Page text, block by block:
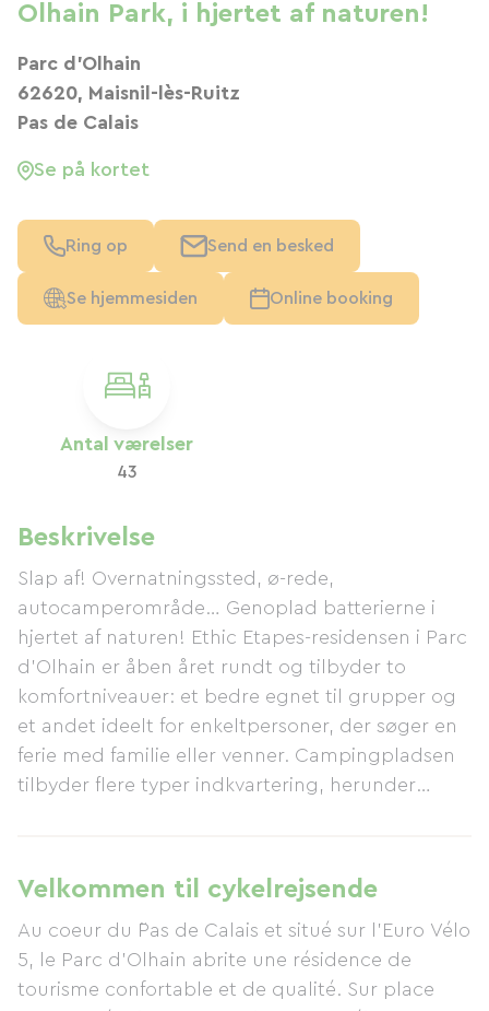
Antal værelser
43
Beskrivelse
Slap af! Overnatningssted, ø-rede,
autocamperområde… Genoplad batterierne i
hjertet af naturen! Ethic Etapes-residensen i Parc
d'Olhain er åben året rundt og tilbyder to
komfortniveauer: et bedre egnet til grupper og
et andet ideelt for enkeltpersoner, der søger en
ferie med familie eller venner. Campingpladsen
tilbyder flere typer indkvartering, herunder
finder helt sikkert det perfekte sted blandt vores
fire muligheder!
Velkommen til cykelrejsende
Au coeur du ¨Pas de Calais et situé sur l'Euro Vélo
5, le Parc d'Olhain abrite une résidence de
tourisme confortable et de qualité. Sur place
Olhain Park, i hjertet af naturen!
Parc d'Olhain
62620, Maisnil-lès-Ruitz
Pas de Calais
Se på kortet
Ring op Send en besked
Se hjemmesiden Online booking